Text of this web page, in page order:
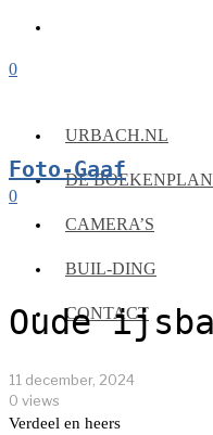
0
URBACH.NL
DE
CAMERA’S
BUIL-DING
CONTACT
Foto-Gaaf
0
Oude
11 december, 2024
0 views
Verdeel en heers